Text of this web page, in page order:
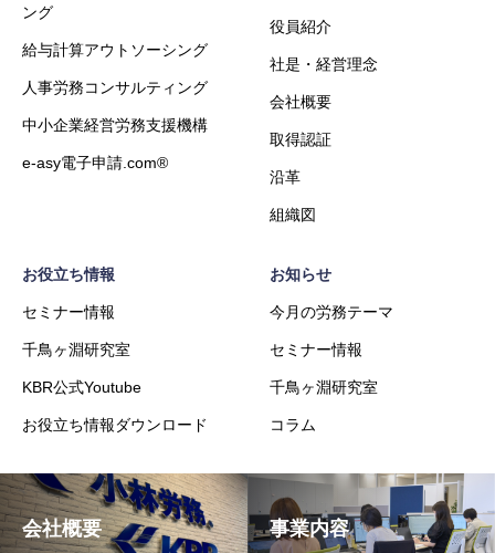
ング
給与計算アウトソーシング
人事労務コンサルティング
中小企業経営労務支援機構
e-asy電子申請.com®
役員紹介
社是・経営理念
会社概要
取得認証
沿革
組織図
お役立ち情報
セミナー情報
千鳥ヶ淵研究室
KBR公式Youtube
お役立ち情報ダウンロード
お知らせ
今月の労務テーマ
セミナー情報
千鳥ヶ淵研究室
コラム
会社概要 事業内容